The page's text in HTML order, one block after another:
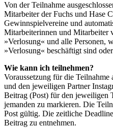
Von der Teilnahme
Mitarbeiter der Fuchs und Hase
Gewinnspielvereine und
Mitarbeiterinnen und Mitarbeiter
»Verlosung« und alle Personen,
»Verlosung« beschäftigt sind
Wie kann ich teilnehmen?
Voraussetzung für die Teilnahme
und den jeweiligen Partner
Beitrag (Post) für den jeweiligen
jemanden zu markieren. Die
Post gültig. Die zeitliche
Beitrag zu entnehmen.